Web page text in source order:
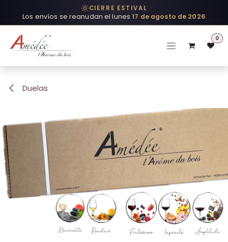
CIERRE ESTIVAL
Los envíos se reanudan el lunes 17 de agosto de 2026
0
Duelas